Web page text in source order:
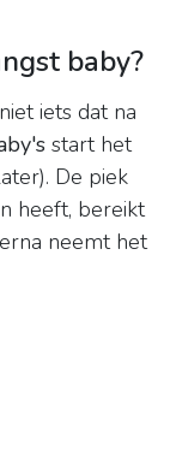
baby?
iets dat na
start het
De piek
heeft, bereikt
neemt het